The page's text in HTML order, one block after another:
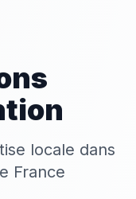
locale dans
France